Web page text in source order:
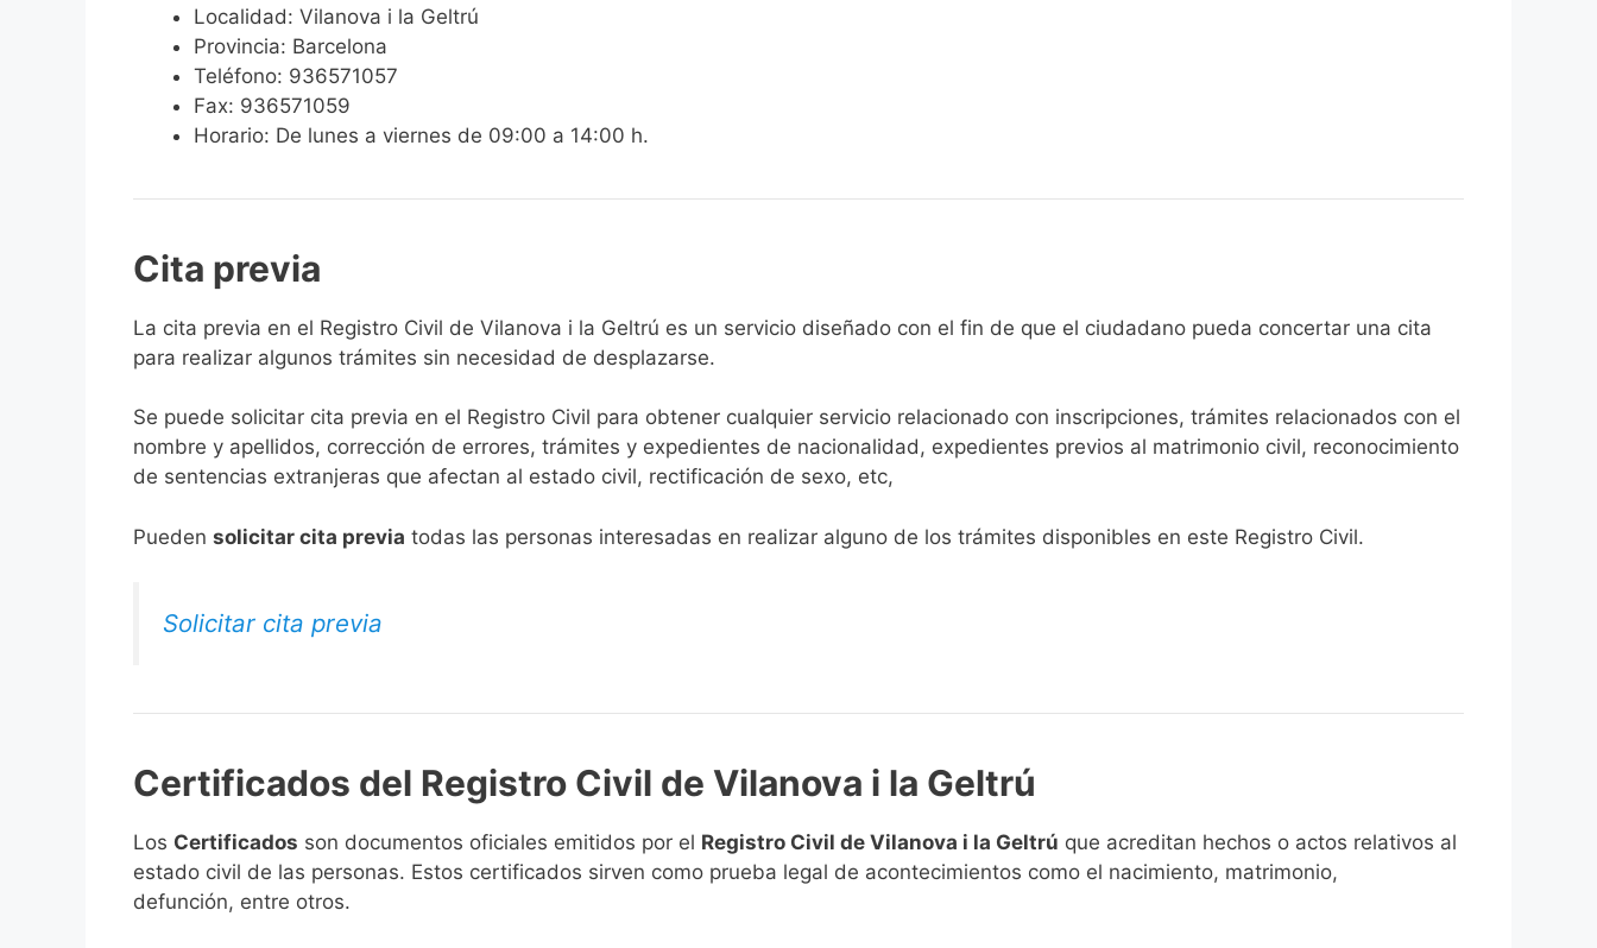
Localidad: Vilanova i la Geltrú
Provincia: Barcelona
Teléfono: 936571057
Fax: 936571059
Horario: De lunes a viernes de 09:00 a 14:00 h.
Cita previa
​​​​​​​​​​​​​​​​​​​​​​​​​​​​La cita previa en el Registro Civil de Vilanova i la Geltrú es un servicio diseñado con el fin de que el ciudadano pueda concertar una cita
para realizar algunos trámites sin necesidad de desplazarse.​
Se puede solicitar cita previa en el Registro Civil para obtener cualquier servicio relacionado con inscripciones, trámites relacionados con el
nombre y apellidos, corrección de errores, trámites y expedientes de nacionalidad, expedientes previos al matrimonio civil, reconocimiento
de sentencias extranjeras que afectan al estado civil, rectificación de sexo, etc,
​Pueden solicitar cita previa todas las personas interesadas en realizar alguno de los trámites disponibles en este Registro Civil.​
Solicitar cita previa
Certificados del Registro Civil de Vilanova i la Geltrú
Los Certificados son documentos oficiales emitidos por el Registro Civil de Vilanova i la Geltrú que acreditan hechos o actos relativos al
estado civil de las personas. Estos certificados sirven como prueba legal de acontecimientos como el nacimiento, matrimonio,
defunción, entre otros.